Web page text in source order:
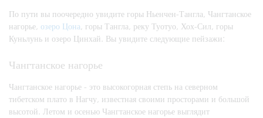
По пути вы поочередно увидите горы Ньенчен-Тангла, Чангтанское
нагорье, озеро Цона, горы Тангла, реку Туотуо, Хох-Сил, горы
Куньлунь и озеро Цинхай. Вы увидите следующие пейзажи:
Чангтанское нагорье
Чангтанское нагорье - это высокогорная степь на северном
тибетском плато в Нагчу, известная своими просторами и большой
высотой. Летом и осенью Чангтанское нагорье выглядит